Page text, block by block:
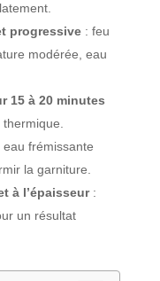
progressive: feu
modérée, eau
15 à 20 minutes
eau frémissante
la garniture.
à l’épaisseur:
un résultat